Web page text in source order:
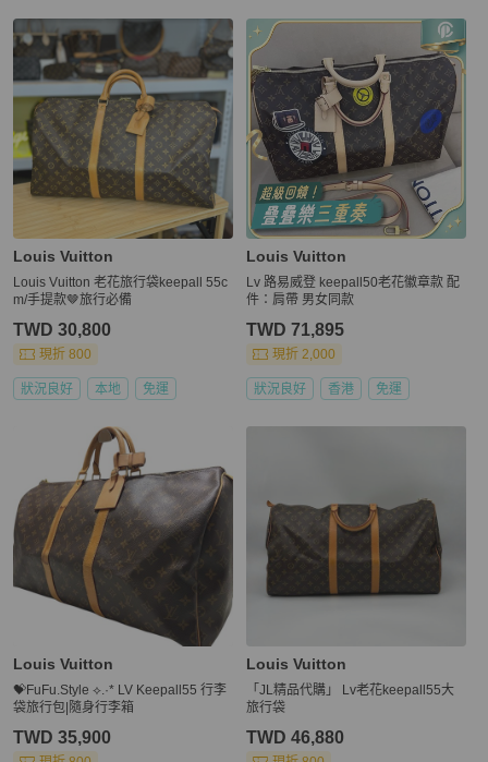
Louis Vuitton
Louis Vuitton 老花旅行袋keepall 55c
m/手提款🤎旅行必備
TWD 30,800
現折 800
狀況良好 本地 免運
Louis Vuitton
Lv 路易威登 keepall50老花徽章款 配
件：肩帶 男女同款
TWD 71,895
現折 2,000
狀況良好 香港 免運
Louis Vuitton
💝FuFu.Style ⟡.·* LV Keepall55 行李
袋旅行包|隨身行李箱
TWD 35,900
Louis Vuitton
「JL精品代購」 Lv老花keepall55大
旅行袋
TWD 46,880